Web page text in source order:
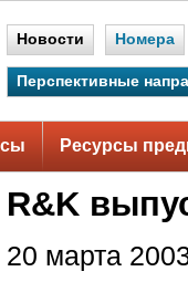
Новости Номера
Перспективные
Ресурсы
R&K
20 марта